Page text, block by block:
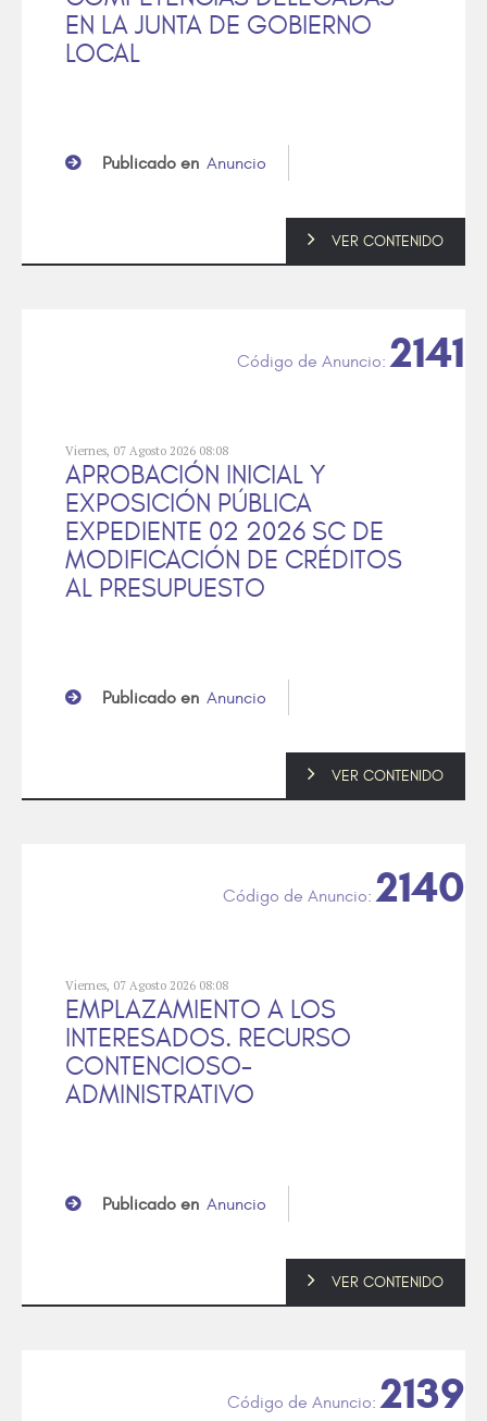
EN LA JUNTA DE GOBIERNO
LOCAL
Publicado en Anuncio
VER CONTENIDO
Viernes, 07 Agosto 2026 08:08
APROBACIÓN INICIAL Y
EXPOSICIÓN PÚBLICA
EXPEDIENTE 02 2026 SC DE
MODIFICACIÓN DE CRÉDITOS
AL PRESUPUESTO
2141
Publicado en Anuncio
VER CONTENIDO
Viernes, 07 Agosto 2026 08:08
EMPLAZAMIENTO A LOS
INTERESADOS. RECURSO
CONTENCIOSO-
ADMINISTRATIVO
2140
Publicado en Anuncio
VER CONTENIDO
2139